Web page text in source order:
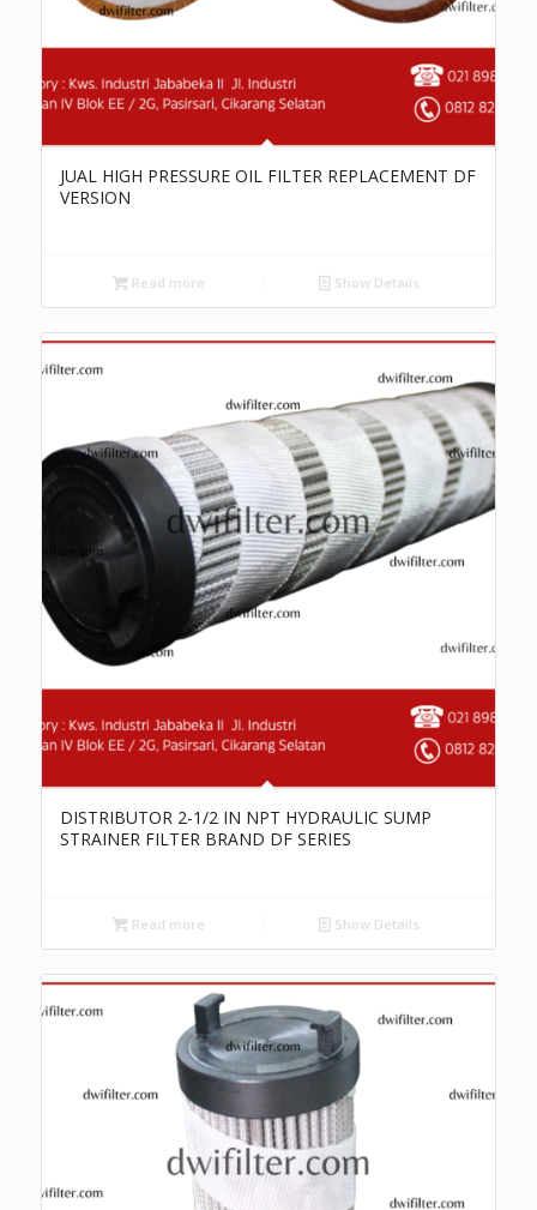
JUAL HIGH PRESSURE OIL FILTER REPLACEMENT DF
VERSION
Read more Show Details
DISTRIBUTOR 2-1/2 IN NPT HYDRAULIC SUMP
STRAINER FILTER BRAND DF SERIES
Read more Show Details